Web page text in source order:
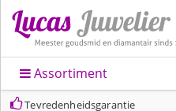
Assortiment
Tevredenheidsgarantie